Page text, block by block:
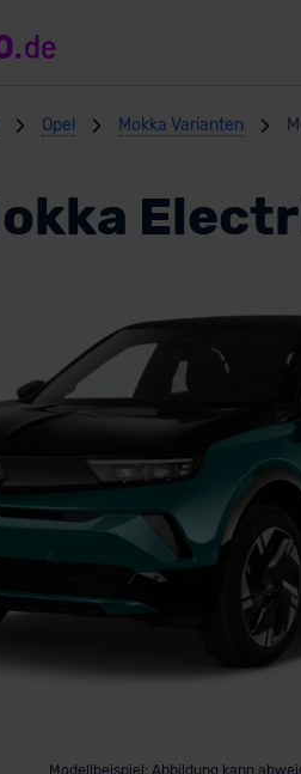
Opel Mokka Varianten
Modellbeispiel: Abbildung kann